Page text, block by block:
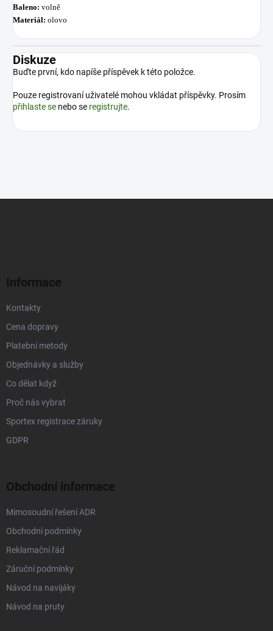
Baleno: volně
Materiál: olovo
Diskuze
Buďte první, kdo napíše příspěvek k této položce.
Pouze registrovaní uživatelé mohou vkládat příspěvky. Prosím
přihlaste se nebo se registrujte.
Informace
Kontakty
Cena dopravy
Platební metody
Objednávky a služby
Co dělat když
Proč nás vybrat
Sportex registrace záruky
GDPR
Obchodní informace
Mimosoudní řešení ADR
Obchodní podmínky
Reklamační řád
Záruční podmínky
Návod na navijáky
Návod na pruty